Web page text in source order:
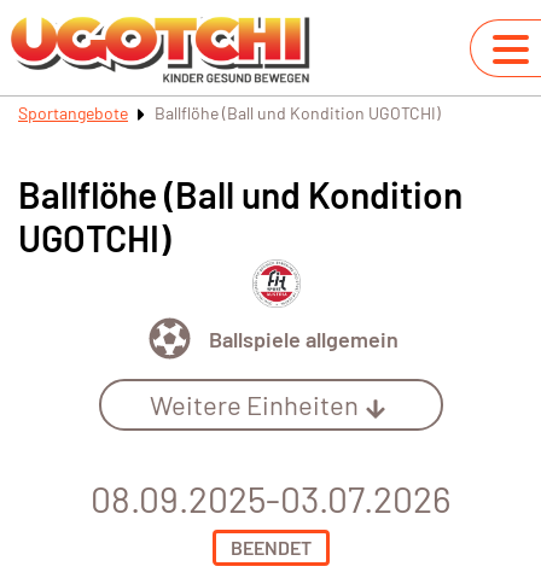
Sportangebote Ballflöhe (Ball und Kondition UGOTCHI)
Ballflöhe (Ball und Kondition
UGOTCHI)
Ballspiele allgemein
Weitere Einheiten
08.09.2025-03.07.2026
BEENDET